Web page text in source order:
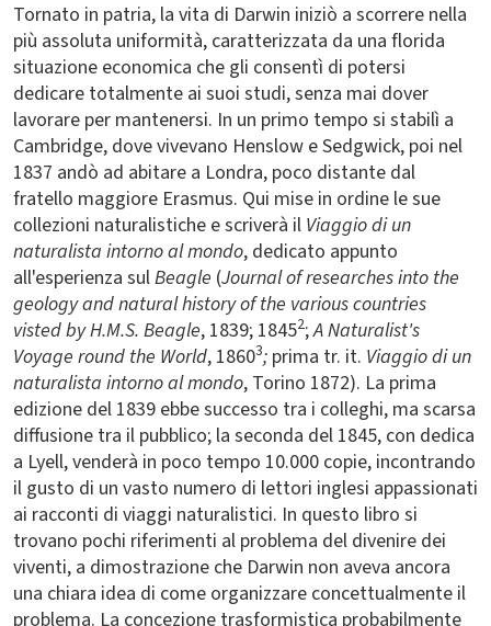
Tornato in patria, la vita di Darwin iniziò a scorrere nella
più assoluta uniformità, caratterizzata da una florida
situazione economica che gli consentì di potersi
dedicare totalmente ai suoi studi, senza mai dover
lavorare per mantenersi. In un primo tempo si stabilì a
Cambridge, dove vivevano Henslow e Sedgwick, poi nel
1837 andò ad abitare a Londra, poco distante dal
fratello maggiore Erasmus. Qui mise in ordine le sue
collezioni naturalistiche e scriverà il Viaggio di un
naturalista intorno al mondo, dedicato appunto
all'esperienza sulBeagle (Journal of researches into the
geology and natural history of the various countries
visted by H.M.S. Beagle, 1839; 18452;A Naturalist's
Voyage round the World, 18603; prima tr. it. Viaggio di un
naturalista intorno al mondo, Torino 1872). La prima
edizione del 1839 ebbe successo tra i colleghi, ma scarsa
diffusione tra il pubblico; la seconda del 1845, con dedica
a Lyell, venderà in poco tempo 10.000 copie, incontrando
il gusto di un vasto numero di lettori inglesi appassionati
ai racconti di viaggi naturalistici. In questo libro si
trovano pochi riferimenti al problema del divenire dei
viventi, a dimostrazione che Darwin non aveva ancora
una chiara idea di come organizzare concettualmente il
problema. La concezione trasformistica probabilmente